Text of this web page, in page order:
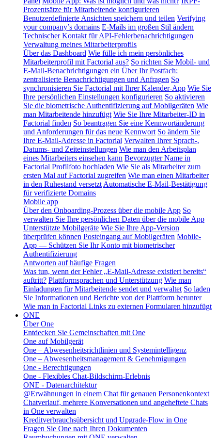
Prozentsätze für Mitarbeitende konfigurieren
Benutzerdefinierte Ansichten speichern und teilen Verifying
your company’s domains E-Mails im großen Stil ändern
Technischer Kontakt für API-Fehlerbenachrichtigungen
Verwaltung meines Mitarbeiterprofils
Über das Dashboard Wie fülle ich mein persönliches
Mitarbeiterprofil mit Factorial aus? So richten Sie Mobil- und
E-Mail-Benachrichtigungen ein Über Ihr Postfach:
zentralisierte Benachrichtigungen und Anfragen So
synchronisieren Sie Factorial mit Ihrer Kalender-App Wie Sie
Ihre persönlichen Einstellungen konfigurieren So aktivieren
Sie die biometrische Authentifizierung auf Mobilgeräten Wie
man Mitarbeitende hinzufügt Wie Sie Ihre Mitarbeiter-ID in
Factorial finden So beantragen Sie eine Kennwortänderung
und Anforderungen für das neue Kennwort So ändern Sie
Ihre E-Mail-Adresse in Factorial Verwalten Ihrer Sprach-,
Datums- und Zeiteinstellungen Wie man den Arbeitsplan
eines Mitarbeiters einsehen kann Bevorzugter Name in
Factorial Profilfoto hochladen Wie Sie als Mitarbeiter zum
ersten Mal auf Factorial zugreifen Wie man einen Mitarbeiter
in den Ruhestand versetzt Automatische E-Mail-Bestätigung
für verifizierte Domains
Mobile app
Über den Onboarding-Prozess über die mobile App So
verwalten Sie Ihre persönlichen Daten über die mobile App
Unterstützte Mobilgeräte Wie Sie Ihre App-Version
überprüfen können Posteingang auf Mobilgeräten Mobile-
App — Schützen Sie Ihr Konto mit biometrischer
Authentifizierung
Antworten auf häufige Fragen
Was tun, wenn der Fehler „E-Mail-Adresse existiert bereits“
auftritt? Plattformsprachen und Unterstützung Wie man
Einladungen für Mitarbeitende sendet und verwaltet So laden
Sie Informationen und Berichte von der Plattform herunter
Wie man in Factorial Links zu externen Formularen hinzufügt
ONE
Über One
Entdecken Sie Gemeinschaften mit One
One auf Mobilgerät
One – Abwesenheitsrichtlinien und Systemintelligenz
One – Abwesenheitsmanagement & Genehmigungen
One - Berechtigungen
One - Flexibles Chat-Bildschirm-Erlebnis
ONE - Datenarchitektur
@Erwähnungen in einem Chat für genauen Personenkontext
Chatverlauf, mehrere Konversationen und angeheftete Chats
in One verwalten
Kreditverbrauchsübersicht und Upgrade-Flow in One
Fragen Sie One nach Ihren Dokumenten